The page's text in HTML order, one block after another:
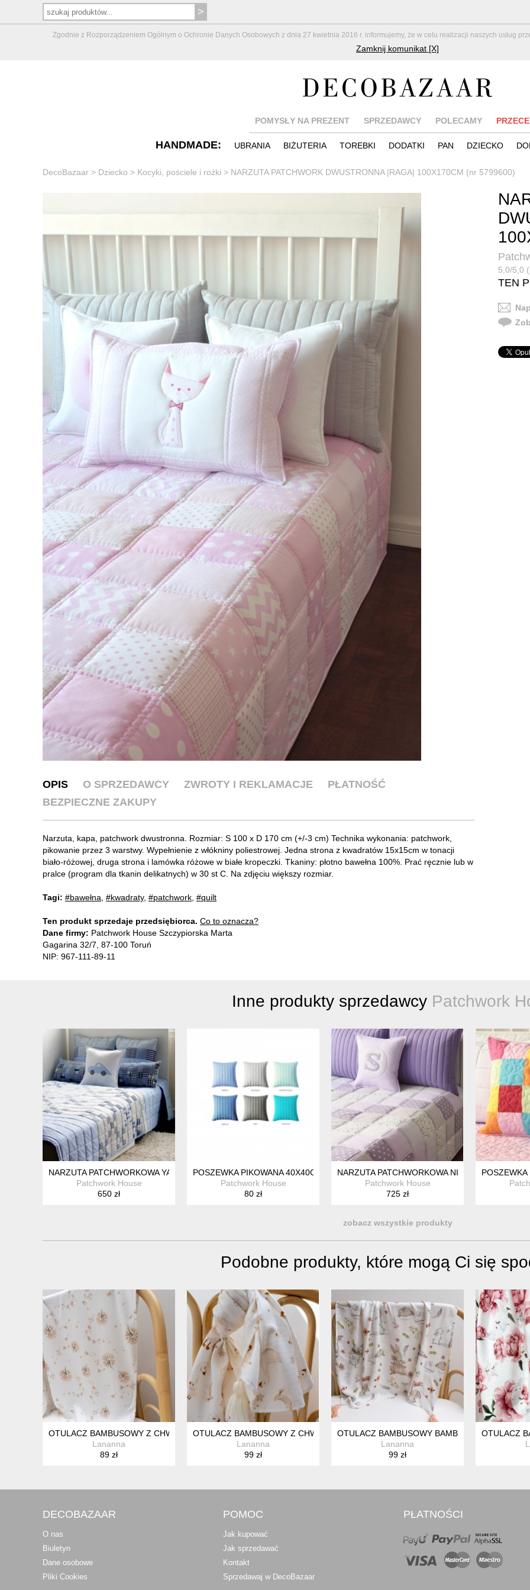
Zgodnie z Rozporządzeniem Ogólnym o Ochronie Danych Osobowych z dnia 27 kwietnia 2016 r. informujemy, że w celu realizacji naszych usług
Zamknij komunikat [X]
POMYSŁY NA PREZENT SPRZEDAWCY POLECAMY
HANDMADE: UBRANIA BIŻUTERIA TOREBKI DODATKI PAN DZIECKO
DecoBazaar > Dziecko > Kocyki, pościele i rożki > NARZUTA PATCHWORK DWUSTRONNA |RAGA| 100X170CM (nr 5799600)
5,0/5,0
TEN
OPIS O SPRZEDAWCY ZWROTY I REKLAMACJE
PŁATNOŚĆ
BEZPIECZNE ZAKUPY
Narzuta, kapa, patchwork dwustronna. Rozmiar: S 100 x D 170 cm (+/-3 cm) Technika wykonania: patchwork,
pikowanie przez 3 warstwy. Wypełnienie z włókniny poliestrowej. Jedna strona z kwadratów 15x15cm w tonacji
biało-różowej, druga strona i lamówka różowe w białe kropeczki. Tkaniny: płotno bawełna 100%. Prać ręcznie lub w
pralce (program dla tkanin delikatnych) w 30 st C. Na zdjęciu większy rozmiar.
Tagi: #bawełna #kwadraty, #patchwork #quilt
Ten produkt sprzedaje przedsiębiorca. Co to oznacza?
Dane firmy: Patchwork House Szczypiorska Marta
Gagarina 32/7, 87-100 Toruń
NIP: 967-111-89-11
Inne produkty sprzedawcy Patchwork
NARZUTA PATCHWORKOWA YAMI
Patchwork House
650 zł
POSZEWKA PIKOWANA 40X40CM, 6 KOLORÓW DO WYBORU
Patchwork House
80 zł
NARZUTA PATCHWORKOWA NILI
Patchwork House
725 zł
zobacz wszystkie produkty
Podobne produkty, które mogą Ci się
OTULACZ BAMBUSOWY Z CHWOSTAMI BAMBUS KOCYK
Lananna
89 zł
OTULACZ BAMBUSOWY Z CHWOSTAMI BAMBUS KOCYK KWIATY PIWONIE
Lananna
99 zł
OTULACZ BAMBUSOWY BAMBUS KOCYK
Lananna
99 zł
OTULACZ
DECOBAZAAR
O nas
Biuletyn
Dane osobowe
Pliki Cookies
POMOC
Jak kupować
Jak sprzedawać
Kontakt
Sprzedawaj w DecoBazaar
PŁATNOŚCI